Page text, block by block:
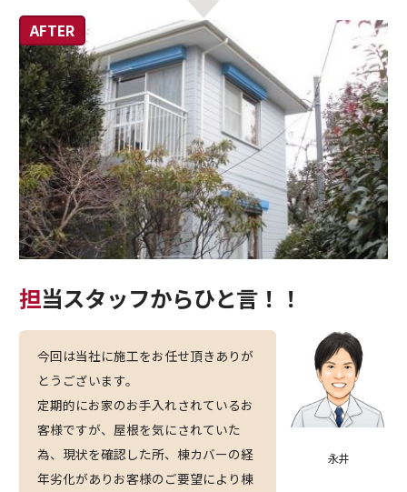
担当スタッフからひと言！！
今回は当社に施工をお任せ頂きありが
とうございます。
定期的にお家のお手入れされているお
客様ですが、屋根を気にされていた
為、現状を確認した所、棟カバーの経
年劣化がありお客様のご要望により棟
永井